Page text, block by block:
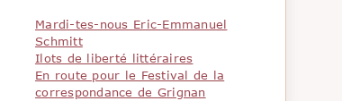
Mardi-tes-nous Eric-Emmanuel
Schmitt
Ilots de liberté littéraires
En route pour le Festival de la
correspondance de Grignan